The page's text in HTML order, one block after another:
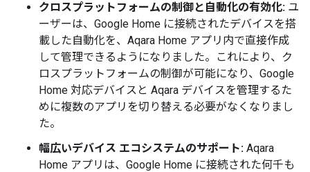
クロスプラットフォームの制御と自動化の有効化: ユ
ーザーは、Google Home に接続されたデバイスを搭
載した自動化を、Aqara Home アプリ内で直接作成
して管理できるようになりました。これにより、ク
ロスプラットフォームの制御が可能になり、Google
Home 対応デバイスと Aqara デバイスを管理するた
めに複数のアプリを切り替える必要がなくなりまし
た。
幅広いデバイス エコシステムのサポート: Aqara
Home アプリは、Google Home に接続された何千も